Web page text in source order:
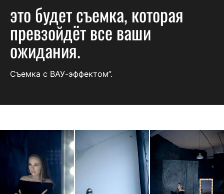
это будет съемка, которая
превзойдёт все ваши
ожидания.
Съемка с ВАУ-эффектом”.